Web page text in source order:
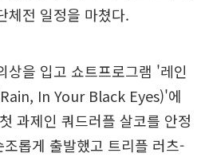
체전 일정을 마쳤다.
상을 입고 쇼트프로그램 '레인
In Your Black Eyes)'에
과제인 쿼드러플 살코를 안정
롭게 출발했고 트리플 러츠-